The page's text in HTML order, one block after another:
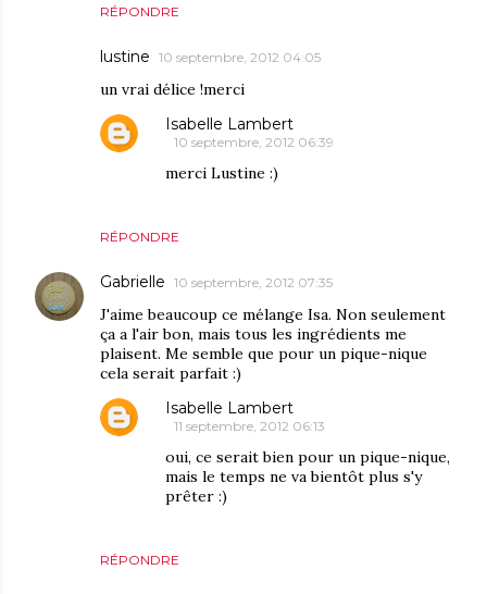
RÉPONDRE
lustine 10 septembre, 2012 04:05
un vrai délice !merci
RÉPONDRE
Isabelle Lambert
10 septembre, 2012 06:39
merci Lustine :)
Gabrielle 10 septembre, 2012 07:35
J'aime beaucoup ce mélange Isa. Non seulement
ça a l'air bon, mais tous les ingrédients me
plaisent. Me semble que pour un pique-nique
cela serait parfait :)
RÉPONDRE
Isabelle Lambert
11 septembre, 2012 06:13
oui, ce serait bien pour un pique-nique,
mais le temps ne va bientôt plus s'y
prêter :)